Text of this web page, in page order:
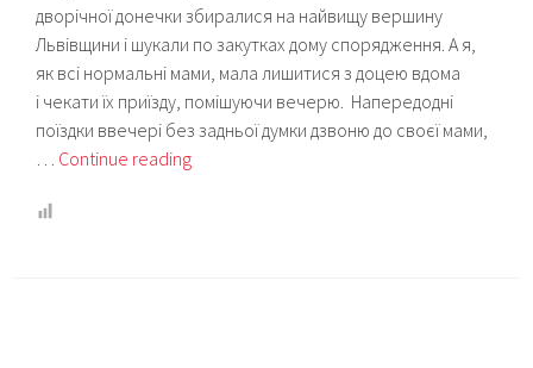
дворічної донечки збиралися на найвищу вершину
Львівщини і шукали по закутках дому спорядження. А я,
як всі нормальні мами, мала лишитися з доцею вдома
і чекати їх приїзду, помішуючи вечерю. Напередодні
поїздки ввечері без задньої думки дзвоню до своєї мами,
… Continue readingЗимовий